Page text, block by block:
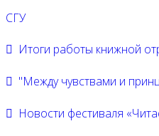
СГУ
Итоги работы книжной
"Между чувствами и
Новости фестиваля